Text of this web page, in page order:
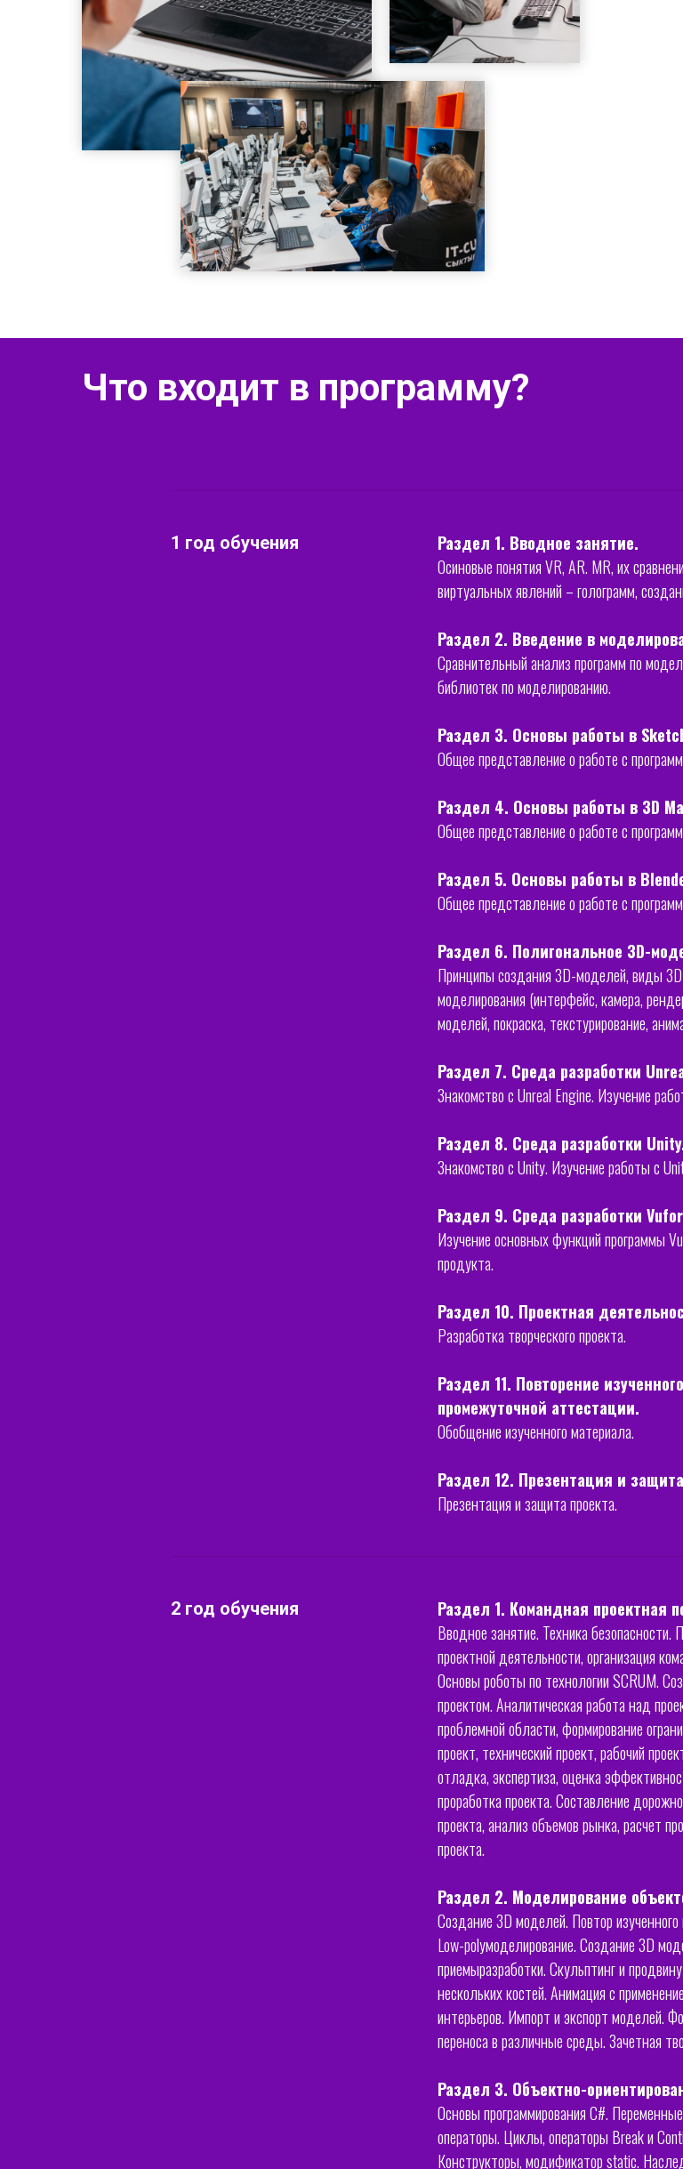
Что входит в программу?
1 год обучения
Раздел 1. Вводное занятие.
Осиновые понятия VR, AR. MR, их
виртуальных явлений – голограмм,
Раздел 2. Введение в
Сравнительный анализ программ по
библиотек по моделированию.
Раздел 3. Основы работы в
Общее представление о работе с
Раздел 4. Основы работы в 3D
Общее представление о работе с
Раздел 5. Основы работы в
Общее представление о работе с
Раздел 6. Полигональное 3D-
Принципы создания 3D-моделей, виды
моделирования (интерфейс, камера,
моделей, покраска, текстурирование,
Раздел 7. Среда разработки
Знакомство с Unreal Engine. Изучение
Раздел 8. Среда разработки
Знакомство с Unity. Изучение работы с
Раздел 9. Среда разработки
Изучение основных функций программы
продукта.
Раздел 10. Проектная
Разработка творческого проекта.
Раздел 11. Повторение
промежуточной аттестации.
Обобщение изученного материала.
Раздел 12. Презентация и
Презентация и защита проекта.
2 год обучения
Раздел 1. Командная проектная
Вводное занятие. Техника
проектной деятельности, организация
Основы роботы по технологии SCRUM.
проектом. Аналитическая работа над
проблемной области, формирование
проект, технический проект, рабочий
отладка, экспертиза, оценка
проработка проекта. Составление
проекта, анализ объемов рынка, расчет
проекта.
Раздел 2. Моделирование
Создание 3D моделей. Повтор
Low-polyмоделирование. Создание 3D
приемыразработки. Скульптинг и
нескольких костей. Анимация с
интерьеров. Импорт и экспорт моделей.
переноса в различные среды. Зачетная
Раздел 3. Объектно-
Основы программирования С#.
операторы. Циклы, операторы Break и
Конструкторы, модификатор static.